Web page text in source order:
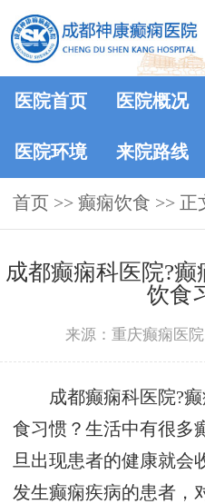
医院首页 医院概况
医院环境 来院路线
首页 >> 癫痫饮食 >> 正
成都癫痫科医院?
饮食
来源：重庆癫痫医院
成都癫痫科医院?癫
食习惯？生活中有很多
旦出现患者的健康就会
发生癫痫疾病的患者，